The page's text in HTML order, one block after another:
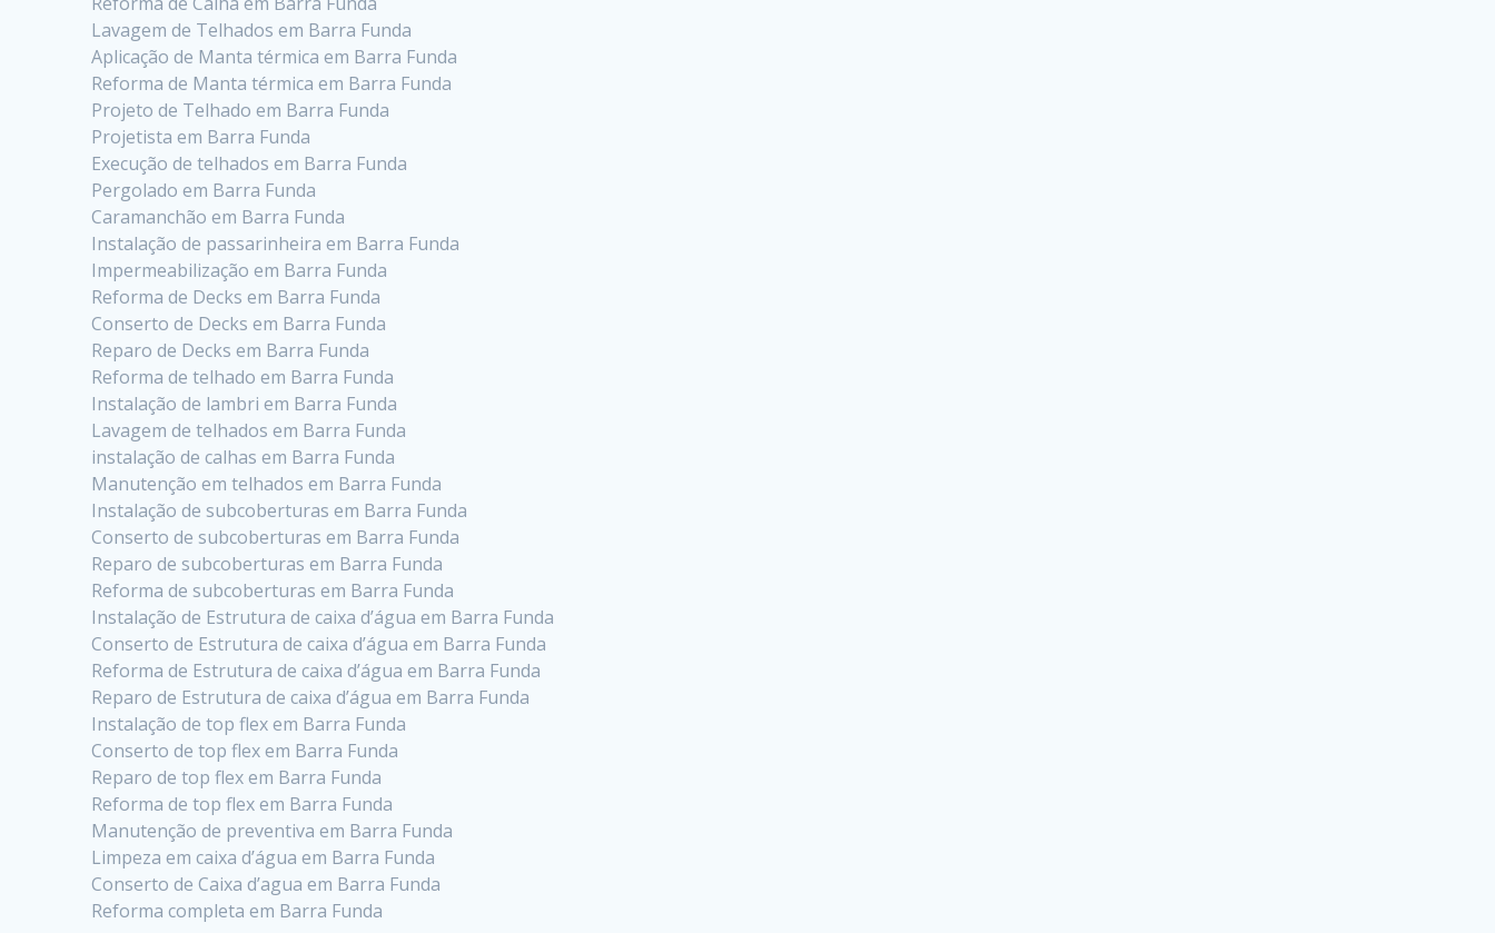
Lavagem de Telhados em Barra Funda
Aplicação de Manta térmica em Barra Funda
Reforma de Manta térmica em Barra Funda
Projeto de Telhado em Barra Funda
Projetista em Barra Funda
Execução de telhados em Barra Funda
Pergolado em Barra Funda
Caramanchão em Barra Funda
Instalação de passarinheira em Barra Funda
Impermeabilização em Barra Funda
Reforma de Decks em Barra Funda
Conserto de Decks em Barra Funda
Reparo de Decks em Barra Funda
Reforma de telhado em Barra Funda
Instalação de lambri em Barra Funda
Lavagem de telhados em Barra Funda
instalação de calhas em Barra Funda
Manutenção em telhados em Barra Funda
Instalação de subcoberturas em Barra Funda
Conserto de subcoberturas em Barra Funda
Reparo de subcoberturas em Barra Funda
Reforma de subcoberturas em Barra Funda
Instalação de Estrutura de caixa d’água em Barra Funda
Conserto de Estrutura de caixa d’água em Barra Funda
Reforma de Estrutura de caixa d’água em Barra Funda
Reparo de Estrutura de caixa d’água em Barra Funda
Instalação de top flex em Barra Funda
Conserto de top flex em Barra Funda
Reparo de top flex em Barra Funda
Reforma de top flex em Barra Funda
Manutenção de preventiva em Barra Funda
Limpeza em caixa d’água em Barra Funda
Conserto de Caixa d’agua em Barra Funda
Reforma completa em Barra Funda